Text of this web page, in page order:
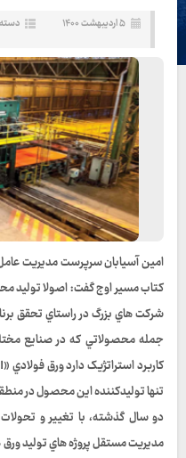
۵ اردیبهشت ۱۴۰۰
امین آسیابان سرپرست مدیریت
کتاب مسیر اوج گفت: اصولا توليد
شرکت هاي بزرگ در راستاي تحقق
جمله محصولاتي که در صنايع
تنها توليدکننده اين محصول در
دو سال گذشته، با تغيير و
مديريت مستقل پروژه هاي توليد